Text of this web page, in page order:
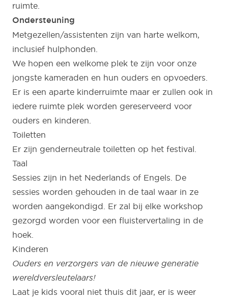
ruimte.
Ondersteuning
Metgezellen/assistenten zijn van harte welkom,
inclusief hulphonden.
We hopen een welkome plek te zijn voor onze
jongste kameraden en hun ouders en opvoeders.
Er is een aparte kinderruimte maar er zullen ook in
iedere ruimte plek worden gereserveerd voor
ouders en kinderen.
Toiletten
Er zijn genderneutrale toiletten op het festival.
Taal
Sessies zijn in het Nederlands of Engels. De
sessies worden gehouden in de taal waar in ze
worden aangekondigd. Er zal bij elke workshop
gezorgd worden voor een fluistervertaling in de
hoek.
Kinderen
Ouders en verzorgers van de nieuwe generatie
wereldversleutelaars!
Laat je kids vooral niet thuis dit jaar, er is weer